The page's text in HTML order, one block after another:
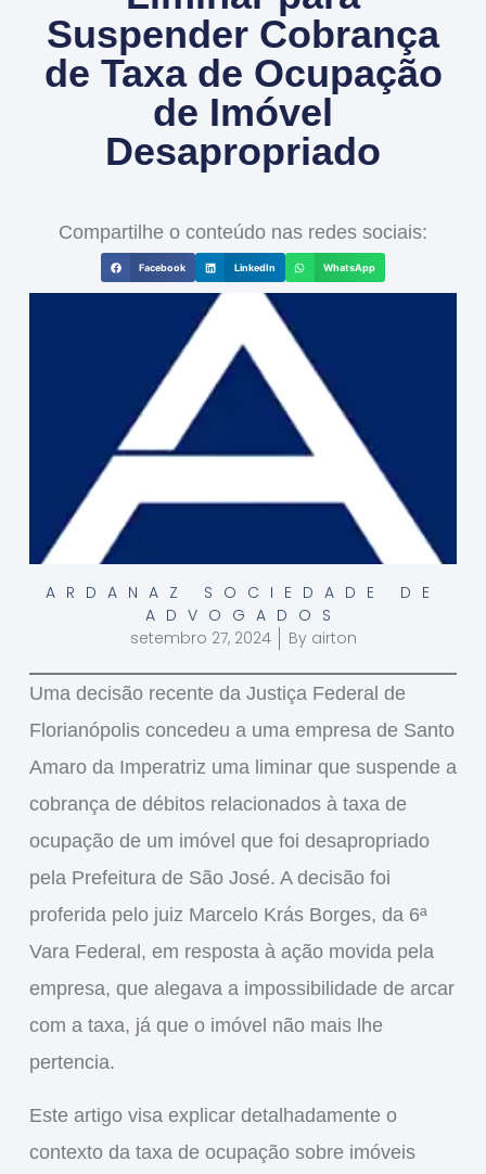
Suspender Cobrança
de Taxa de Ocupação
de Imóvel
Desapropriado
Compartilhe o conteúdo nas redes sociais:
Facebook LinkedIn WhatsApp
ARDANAZ SOCIEDADE DE
ADVOGADOS
setembro 27, 2024
Byairton
Uma decisão recente da Justiça Federal de
Florianópolis concedeu a uma empresa de Santo
Amaro da Imperatriz uma liminarque suspende a
cobrança de débitos relacionados à taxa de
ocupaçãode um imóvel que foi desapropriado
pela Prefeitura de São José. A decisão foi
proferida pelo juiz Marcelo Krás Borges, da 6ª
Vara Federal, em resposta à ação movida pela
empresa, que alegava a impossibilidade de arcar
com a taxa, já que o imóvel não mais lhe
pertencia.
Este artigo visa explicar detalhadamente o
contexto da taxa de ocupaçãosobre imóveis